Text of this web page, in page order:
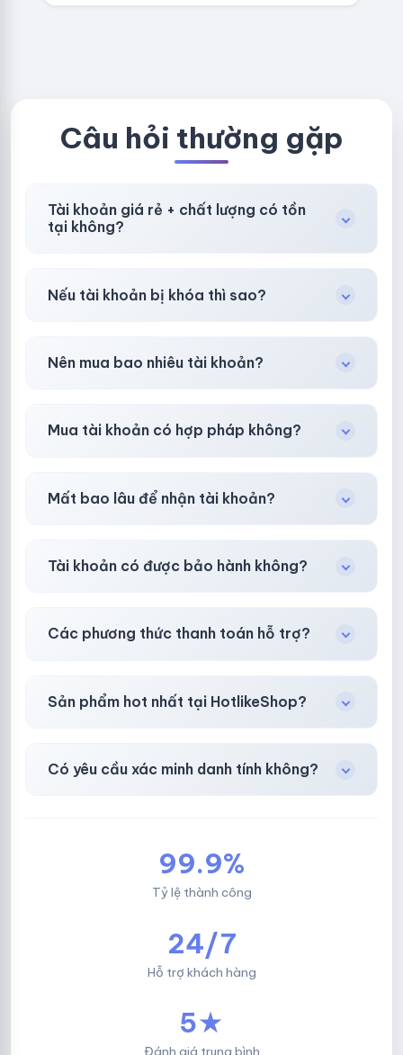
LIVE ADS - VER
COM - CLONE
Câu hỏi thường gặp
Tài khoản giá rẻ + chất lượng có tồn
tại không?
ưu tiên chất lượng, bảo hành hơn là giá rẻ nhất.
Nếu tài khoản bị khóa thì sao?
trợ đổi mới hoặc hoàn 100%.
Nên mua bao nhiêu tài khoản?
phòng.
Mua tài khoản có hợp pháp không?
ràng trước khi bạn mua.
Mất bao lâu để nhận tài khoản?
toán thành công.
Tài khoản có được bảo hành không?
sách công khai.
Các phương thức thanh toán hỗ trợ?
các ví điện tử phổ biến.
Sản phẩm hot nhất tại HotlikeShop?
Có yêu cầu xác minh danh tính không?
99.9%
Tỷ lệ thành công
24/7
Hỗ trợ khách hàng
5★
Đánh giá trung bình